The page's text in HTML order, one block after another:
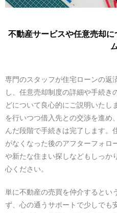
不動産サービスや任意売却
専門のスタッフが住宅ローンの返
し、任意売却制度の詳細や手続き
どについて良心的にご説明いたし
を行いつつ借入先との交渉を進め
んだ段階で手続きは完了します。
がなくなった後のアフターフォロ
や新たな住まい探しなどもしっか
心ください。
単に不動産の売買を仲介するとい
ず、心の通うサポートで少しでも